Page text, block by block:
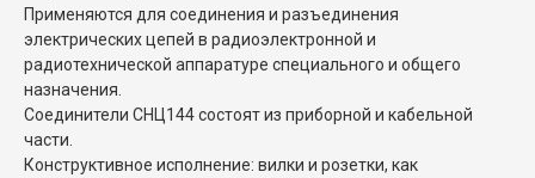
Применяются для соединения и разъединения
электрических цепей в радиоэлектронной и
радиотехнической аппаратуре специального и общего
назначения.
Соединители СНЦ144 состоят из приборной и кабельной
части.
Конструктивное исполнение: вилки и розетки, как